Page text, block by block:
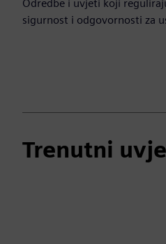
Odredbe i uvjeti koji
sigurnost i odgovornosti za
Trenutni